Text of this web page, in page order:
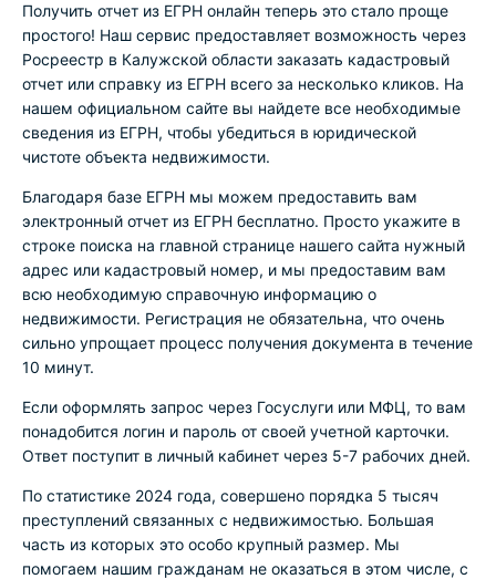
Получить отчет из ЕГРН онлайн теперь это стало проще
простого! Наш сервис предоставляет возможность через
Росреестр в Калужской области заказать кадастровый
отчет или справку из ЕГРН всего за несколько кликов. На
нашем официальном сайте вы найдете все необходимые
сведения из ЕГРН, чтобы убедиться в юридической
чистоте объекта недвижимости.
Благодаря базе ЕГРН мы можем предоставить вам
электронный отчет из ЕГРН бесплатно. Просто укажите в
строке поиска на главной странице нашего сайта нужный
адрес или кадастровый номер, и мы предоставим вам
всю необходимую справочную информацию о
недвижимости. Регистрация не обязательна, что очень
сильно упрощает процесс получения документа в течение
10 минут.
Если оформлять запрос через Госуслуги или МФЦ, то вам
понадобится логин и пароль от своей учетной карточки.
Ответ поступит в личный кабинет через 5-7 рабочих дней.
По статистике 2024 года, совершено порядка 5 тысяч
преступлений связанных с недвижимостью. Большая
часть из которых это особо крупный размер. Мы
помогаем нашим гражданам не оказаться в этом числе, с